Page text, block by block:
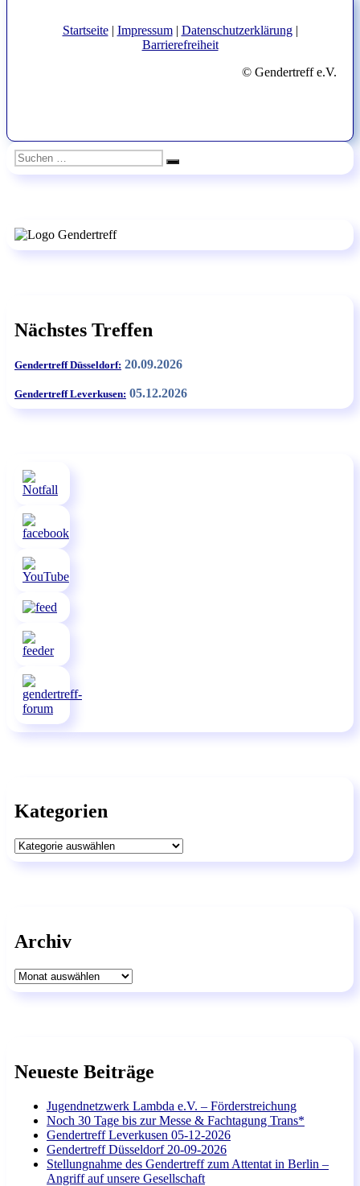
Startseite| Impressum| Datenschutzerklärung|
Barrierefreiheit
© Gendertreff e.V.
Suchen
nach:
Suchen
Nächstes Treffen
Gendertreff Düsseldorf: 20.09.2026
Gendertreff Leverkusen: 05.12.2026
Kategorien
Kategorien
Archiv
Archiv
Neueste Beiträge
Jugendnetzwerk Lambda e.V. – Förderstreichung
Noch 30 Tage bis zur Messe & Fachtagung Trans*
Gendertreff Leverkusen 05-12-2026
Gendertreff Düsseldorf 20-09-2026
Stellungnahme des Gendertreff zum Attentat in Berlin –
Angriff auf unsere Gesellschaft